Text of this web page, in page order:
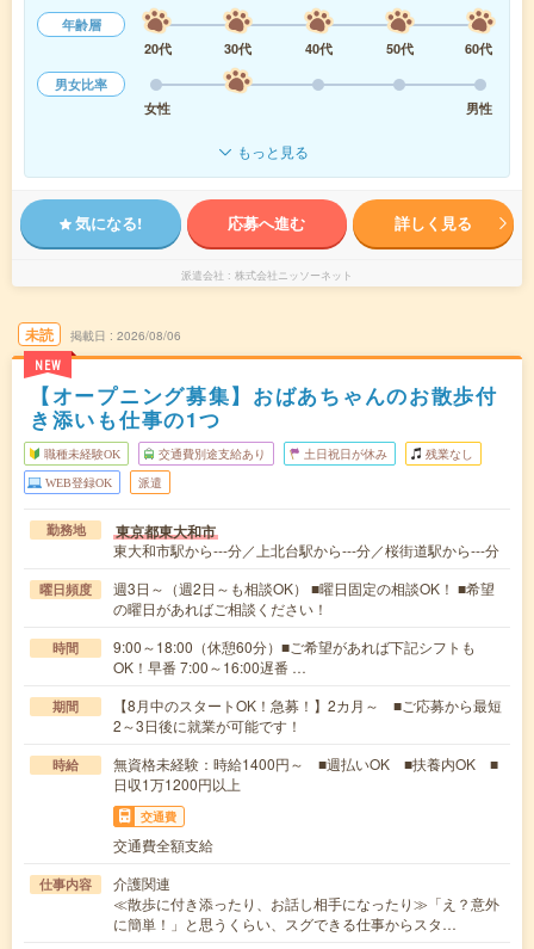
年齢層
20代
30代 40代 50代
60代
男女比率
女性
男性
もっと見る
気になる! 応募へ進む 詳しく見る
派遣会社 株式会社ニッソーネット
未読
NEW
掲載日 2026/08/06
【オープニング募集】おばあちゃんのお散歩付
き添いも仕事の1つ
職種未経験OK 交通費別途支給あり 土日祝日が休み 残業なし
WEB登録OK 派遣
勤務地 東京都東大和市
東大和市駅から---分／上北台駅から---分／桜街道駅から---分
曜日頻度
週3日～（週2日～も相談OK） ■曜日固定の相談OK！ ■希望
の曜日があればご相談ください！
時間
9:00～18:00（休憩60分）■ご希望があれば下記シフトも
OK！早番 7:00～16:00遅番 …
期間
【8月中のスタートOK！急募！】2カ月～ ■ご応募から最短
2～3日後に就業が可能です！
時給
無資格未経験：時給1400円～ ■週払いOK ■扶養内OK ■
日収1万1200円以上
交通費
交通費全額支給
仕事内容
介護関連
≪散歩に付き添ったり、お話し相手になったり≫「え？意外
に簡単！」と思うくらい、スグできる仕事からスタ…